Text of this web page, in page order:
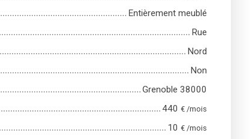
Entièrement meublé
Rue
Nord
Non
Grenoble 38000
440 € /mois
10 € /mois